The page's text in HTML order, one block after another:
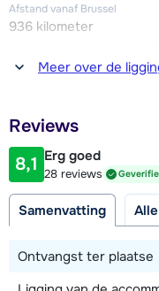
Afstand vanaf Brussel
936 kilometer
Afstand tot winkel(s)
25 - 50 meter
25 - 50 meter
Afstand tot piste
10 - 25 meter
Meer over de
Reviews
8,1 Erg goed
28 reviews
Samenvatting
Ontvangst ter plaatse